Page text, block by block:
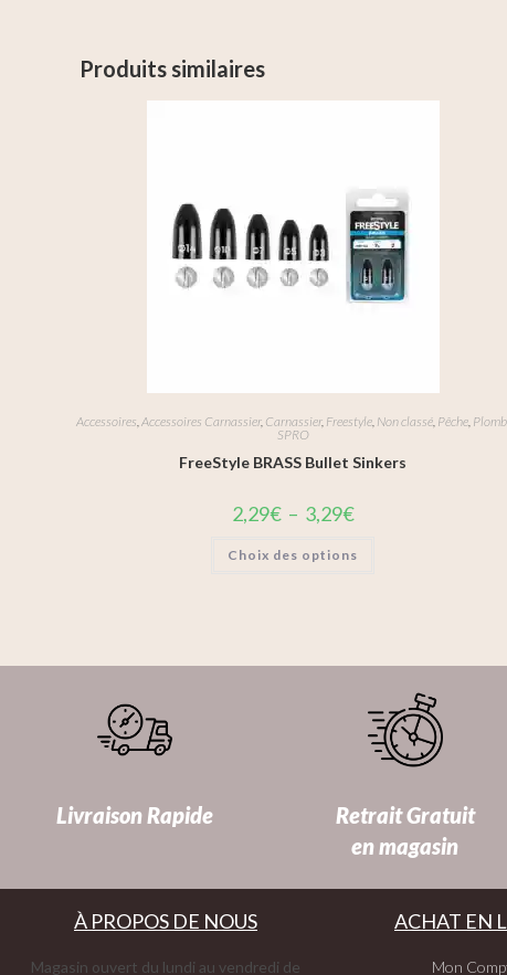
Produits similaires
Accessoires,Accessoires Carnassier, Carnassier, Freestyle, Non classé, Pêche, Plomb
SPRO
FreeStyle BRASS Bullet Sinkers
2,29€ – 3,29€
Choix des options
Livraison Rapide
Retrait Gratuit
en magasin
À PROPOS DE NOUS
Magasin ouvert du lundi au vendredi de
ACHAT EN
Mon